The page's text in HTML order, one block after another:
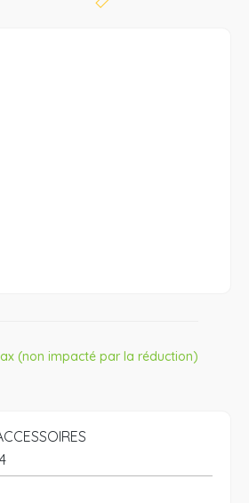
(non impacté par la réduction)